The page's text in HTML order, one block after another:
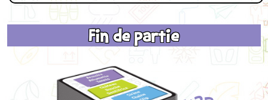
Fin de partie